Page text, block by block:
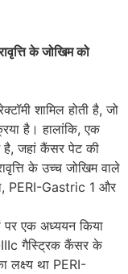
के जोखिम को
शामिल होती है, जो
है। हालांकि, एक
है, जहां कैंसर पेट की
के उच्च जोखिम वाले
PERI-Gastric 1 और
पर एक अध्ययन किया
गैस्ट्रिक कैंसर के
लक्ष्य था PERI-